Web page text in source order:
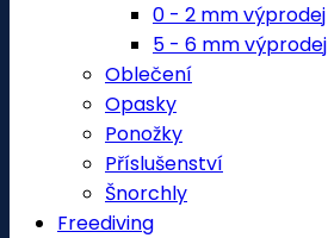
0 - 2 mm výprodej
5 - 6 mm výprodej
Oblečení
Opasky
Ponožky
Příslušenství
Šnorchly
Freediving